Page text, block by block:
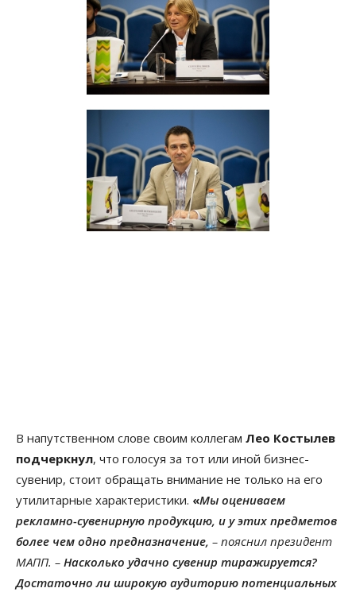
В напутственном слове своим коллегам Лео Костылев
подчеркнул, что голосуя за тот или иной бизнес-
сувенир, стоит обращать внимание не только на его
утилитарные характеристики. «Мы оцениваем
рекламно-сувенирную продукцию, и у этих предметов
более чем одно предназначение, – пояснил президент
МАПП. – Насколько удачно сувенир тиражируется?
Достаточно ли широкую аудиторию потенциальных